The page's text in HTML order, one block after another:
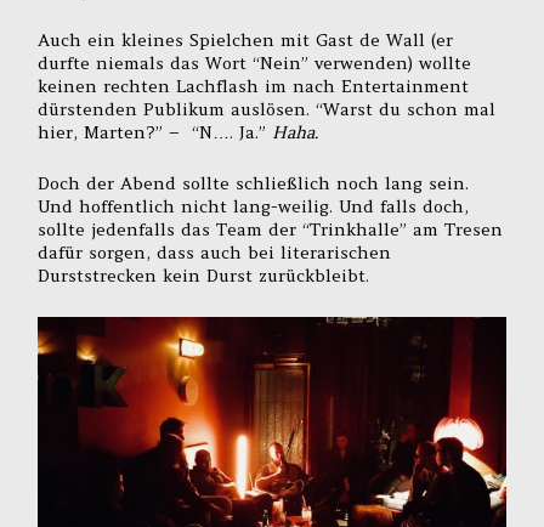
Auch ein kleines Spielchen mit Gast de Wall (er
durfte niemals das Wort “Nein” verwenden) wollte
keinen rechten Lachflash im nach Entertainment
dürstenden Publikum auslösen. “Warst du schon mal
hier, Marten?” – “N…. Ja.” Haha.
Doch der Abend sollte schließlich noch lang sein.
Und hoffentlich nicht lang-weilig. Und falls doch,
sollte jedenfalls das Team der “Trinkhalle” am Tresen
dafür sorgen, dass auch bei literarischen
Durststrecken kein Durst zurückbleibt.